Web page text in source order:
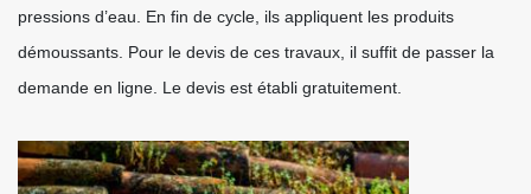
pressions d’eau. En fin de cycle, ils appliquent les produits
démoussants. Pour le devis de ces travaux, il suffit de passer la
demande en ligne. Le devis est établi gratuitement.